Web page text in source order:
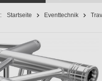
Startseite Eventtechnik